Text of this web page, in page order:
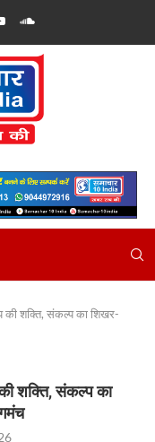
की शक्ति, संकल्प का शिखर-
शक्ति, संकल्प का